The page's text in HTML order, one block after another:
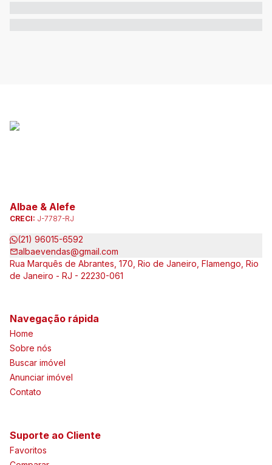
Albae & Alefe
CRECI: J-7787-RJ
(21) 96015-6592
albaevendas@gmail.com
Rua Marquês de Abrantes, 170, Rio de Janeiro, Flamengo, Rio
de Janeiro - RJ - 22230-061
Navegação rápida
Home
Sobre nós
Buscar imóvel
Anunciar imóvel
Contato
Suporte ao Cliente
Favoritos